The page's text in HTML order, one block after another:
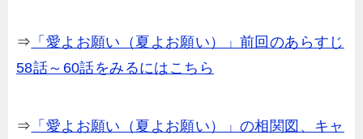
⇒ 「愛よお願い（夏よお願い）」前回のあらすじ
58話～60話をみるにはこちら
⇒ 「愛よお願い（夏よお願い）」の相関図、キャ